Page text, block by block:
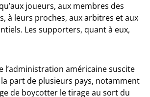
joueurs, aux membres des
à leurs proches, aux arbitres et aux
Les supporters, quant à eux,
l’administration américaine suscite
part de plusieurs pays, notamment
de boycotter le tirage au sort du